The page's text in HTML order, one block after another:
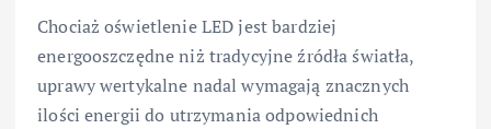
Chociaż oświetlenie LED jest bardziej
energooszczędne niż tradycyjne źródła światła,
uprawy wertykalne nadal wymagają znacznych
ilości energii do utrzymania odpowiednich